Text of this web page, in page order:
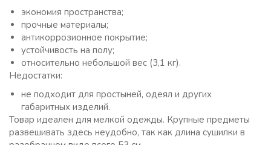
экономия пространства;
прочные материалы;
антикоррозионное покрытие;
устойчивость на полу;
относительно небольшой вес (3,1 кг).
Недостатки:
не подходит для простыней, одеял и других
габаритных изделий.
Товар идеален для мелкой одежды. Крупные предметы
развешивать здесь неудобно, так как длина сушилки в